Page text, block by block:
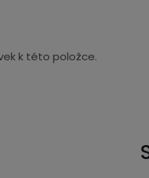
k této položce.